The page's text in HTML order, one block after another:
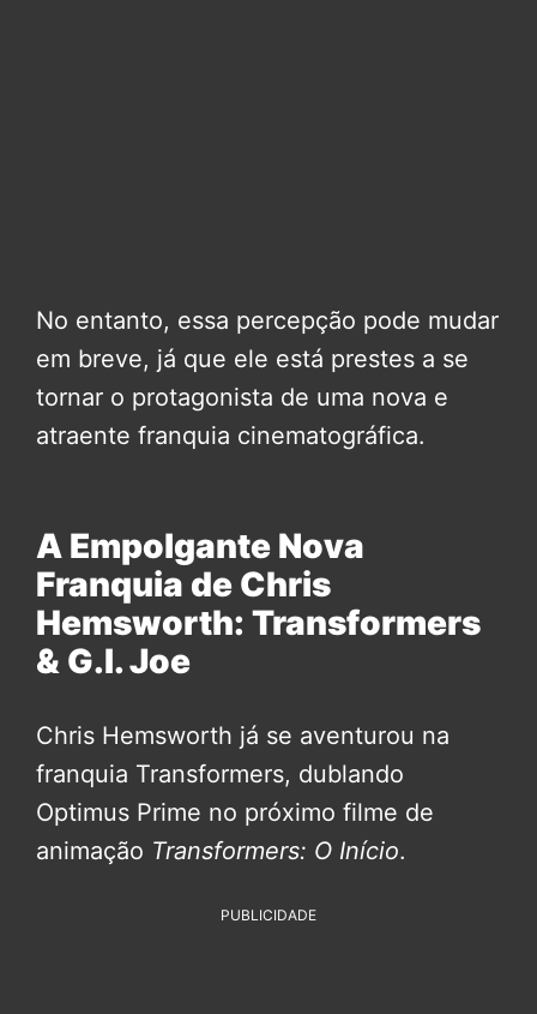
No entanto, essa percepção pode mudar
em breve, já que ele está prestes a se
tornar o protagonista de uma nova e
atraente franquia cinematográfica.
A Empolgante Nova
Franquia de Chris
Hemsworth: Transformers
& G.I. Joe
Chris Hemsworth já se aventurou na
franquia Transformers, dublando
Optimus Prime no próximo filme de
animação Transformers: O Início.
PUBLICIDADE